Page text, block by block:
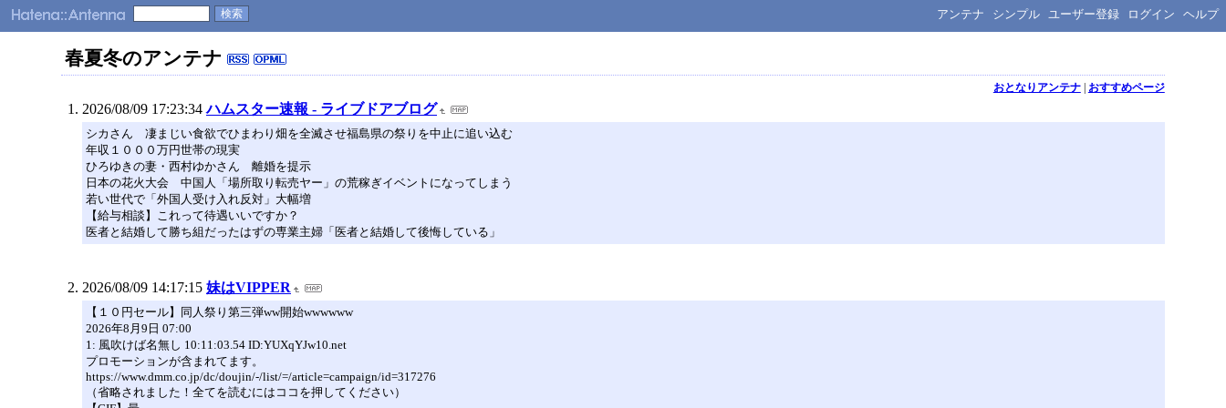
アンテナ シンプル ユーザー登録 ログイン ヘルプ
春夏冬のアンテナ
おとなりアンテナ| おすすめページ
2026/08/09 17:23:34 ハムスター速報 - ライブドアブログ
シカさん 凄まじい食欲でひまわり畑を全滅させ福島県の祭りを中止に追い込む
年収１０００万円世帯の現実
ひろゆきの妻・西村ゆかさん 離婚を提示
日本の花火大会 中国人「場所取り転売ヤー」の荒稼ぎイベントになってしまう
若い世代で「外国人受け入れ反対」大幅増
【給与相談】これって待遇いいですか？
医者と結婚して勝ち組だったはずの専業主婦「医者と結婚して後悔している」
2026/08/09 14:17:15 妹はVIPPER
【１０円セール】同人祭り第三弾ww開始wwwwww
2026年8月9日 07:00
1: 風吹けば名無し 10:11:03.54 ID:YUXqYJw10.net
プロモーションが含まれてます。
https://www.dmm.co.jp/dc/doujin/-/list/=/article=campaign/id=317276
（省略されました！全てを読むにはココを押してください）